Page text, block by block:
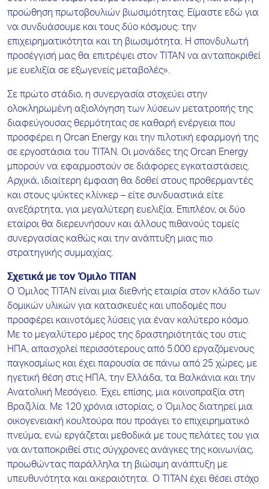
προώθηση πρωτοβουλιών βιωσιμότητας. Είμαστε εδώ για
να συνδυάσουμε και τους δύο κόσμους: την
επιχειρηματικότητα και τη βιωσιμότητα. Η σπονδυλωτή
προσέγγισή μας θα επιτρέψει στον ΤΙΤΑΝ να ανταποκριθεί
με ευελιξία σε εξωγενείς μεταβολές».
Σε πρώτο στάδιο, η συνεργασία στοχεύει στην
ολοκληρωμένη αξιολόγηση των λύσεων μετατροπής της
διαφεύγουσας θερμότητας σε καθαρή ενέργεια που
προσφέρει η Orcan Energy και την πιλοτική εφαρμογή της
σε εργοστάσια του ΤΙΤΑΝ. Οι μονάδες της Orcan Energy
μπορούν να εφαρμοστούν σε διάφορες εγκαταστάσεις.
Αρχικά, ιδιαίτερη έμφαση θα δοθεί στους προθερμαντές
και στους ψύκτες κλίνκερ – είτε συνδυαστικά είτε
ανεξάρτητα, για μεγαλύτερη ευελιξία. Επιπλέον, οι δύο
εταίροι θα διερευνήσουν και άλλους πιθανούς τομείς
συνεργασίας καθώς και την ανάπτυξη μιας πιο
στρατηγικής συμμαχίας.
Σχετικά με τον Όμιλο ΤΙΤΑΝ
Ο Όμιλος ΤΙΤΑΝ είναι μια διεθνής εταιρία στον κλάδο των
δομικών υλικών για κατασκευές και υποδομές που
προσφέρει καινοτόμες λύσεις για έναν καλύτερο κόσμο.
Με το μεγαλύτερο μέρος της δραστηριότητάς του στις
ΗΠΑ, απασχολεί περισσότερους από 5.000 εργαζόμενους
παγκοσμίως και έχει παρουσία σε πάνω από 25 χώρες, με
ηγετική θέση στις ΗΠΑ, την Ελλάδα, τα Βαλκάνια και την
Ανατολική Μεσόγειο. Έχει, επίσης, μια κοινοπραξία στη
Βραζιλία. Με 120 χρόνια ιστορίας, ο Όμιλος διατηρεί μια
οικογενειακή κουλτούρα που προάγει το επιχειρηματικό
πνεύμα, ενώ εργάζεται μεθοδικά με τους πελάτες του για
να ανταποκριθεί στις σύγχρονες ανάγκες της κοινωνίας,
προωθώντας παράλληλα τη βιώσιμη ανάπτυξη με
υπευθυνότητα και ακεραιότητα. Ο ΤΙΤΑΝ έχει θέσει στόχο